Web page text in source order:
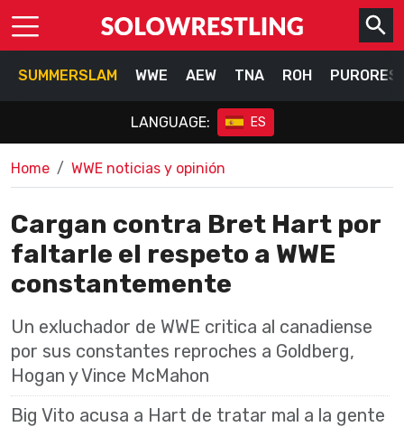
SUMMERSLAM WWE AEW TNA ROH
LANGUAGE: ES
Home WWE noticias y opinión
Cargan contra Bret Hart por
faltarle el respeto a WWE
constantemente
Un exluchador de WWE critica al canadiense
por sus constantes reproches a Goldberg,
Hogan y Vince McMahon
Big Vito acusa a Hart de tratar mal a la gente